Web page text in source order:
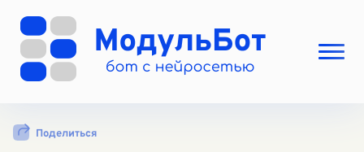
Выбрать режим
Поделиться